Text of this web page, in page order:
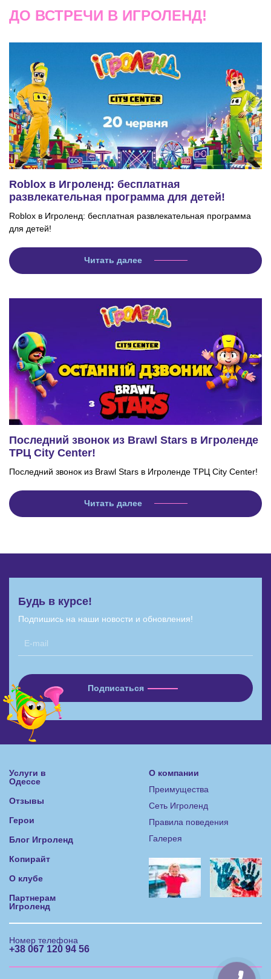
ДО ВСТРЕЧИ В ИГРОЛЕНД!
Roblox в Игроленд: бесплатная
развлекательная программа для детей!
Roblox в Игроленд: бесплатная развлекательная программа
для детей!
Читать далее
Последний звонок из Brawl Stars в Игроленде
ТРЦ City Center!
Последний звонок из Brawl Stars в Игроленде ТРЦ City Center!
Читать далее
Будь в курсе!
Подпишись на наши новости и обновления!
Услуги в
Одессе
Отзывы
Герои
Блог Игроленд
Копирайт
О клубе
Партнерам
Игроленд
О компании
Преимущества
Сеть Игроленд
Правила поведения
Галерея
Номер телефона
+38 067 120 94 56